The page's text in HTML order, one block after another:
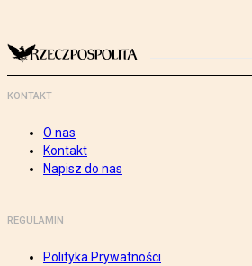
KONTAKT
O nas
Kontakt
Napisz do nas
REGULAMIN
Polityka Prywatności